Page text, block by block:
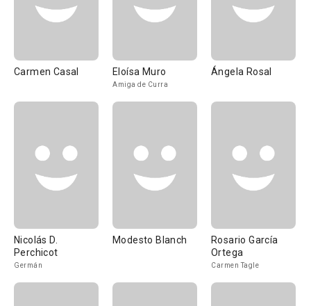
Carmen Casal Eloísa Muro
Amiga de Curra
Ángela Rosal
Nicolás D.
Perchicot
Germán
Modesto Blanch
Rosario García
Ortega
Carmen Tagle